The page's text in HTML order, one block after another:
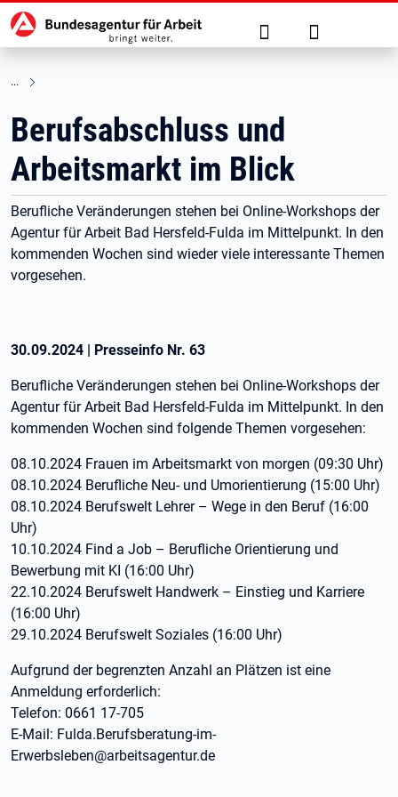
zu den Hauptinhalten springen
Hauptnavigation Suche Anmelden
Berufsabschluss und
Arbeitsmarkt im Blick
Berufliche Veränderungen stehen bei Online-Workshops der
Agentur für Arbeit Bad Hersfeld-Fulda im Mittelpunkt. In den
kommenden Wochen sind wieder viele interessante Themen
vorgesehen.
30.09.2024 | Presseinfo Nr. 63
Berufliche Veränderungen stehen bei Online-Workshops der
Agentur für Arbeit Bad Hersfeld-Fulda im Mittelpunkt. In den
kommenden Wochen sind folgende Themen vorgesehen:
08.10.2024 Frauen im Arbeitsmarkt von morgen (09:30 Uhr)
08.10.2024 Berufliche Neu- und Umorientierung (15:00 Uhr)
08.10.2024 Berufswelt Lehrer – Wege in den Beruf (16:00
Uhr)
10.10.2024 Find a Job – Berufliche Orientierung und
Bewerbung mit KI (16:00 Uhr)
22.10.2024 Berufswelt Handwerk – Einstieg und Karriere
(16:00 Uhr)
29.10.2024 Berufswelt Soziales (16:00 Uhr)
Aufgrund der begrenzten Anzahl an Plätzen ist eine
Anmeldung erforderlich:
Telefon: 0661 17-705
E-Mail: Fulda.Berufsberatung-im-
Erwerbsleben@arbeitsagentur.de